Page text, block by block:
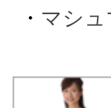
・ マシ